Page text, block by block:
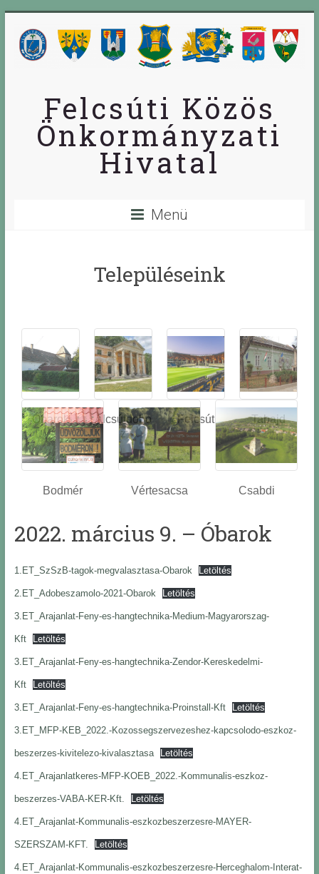
Felcsúti Közös
Önkormányzati
Hivatal
Menü
Településeink
Óbarok
Alcsútdobo
z
Felcsút Tabajd
Bodmér Vértesacsa Csabdi
2022. március 9. – Óbarok
1.ET_SzSzB-tagok-megvalasztasa-Obarok Letöltés
2.ET_Adobeszamolo-2021-Obarok Letöltés
3.ET_Arajanlat-Feny-es-hangtechnika-Medium-Magyarorszag-
Kft Letöltés
3.ET_Arajanlat-Feny-es-hangtechnika-Zendor-Kereskedelmi-
Kft Letöltés
3.ET_Arajanlat-Feny-es-hangtechnika-Proinstall-Kft Letöltés
3.ET_MFP-KEB_2022.-Kozossegszervezeshez-kapcsolodo-eszkoz-
beszerzes-kivitelezo-kivalasztasa Letöltés
4.ET_Arajanlatkeres-MFP-KOEB_2022.-Kommunalis-eszkoz-
beszerzes-VABA-KER-Kft. Letöltés
4.ET_Arajanlat-Kommunalis-eszkozbeszerzesre-MAYER-
SZERSZAM-KFT. Letöltés
4.ET_Arajanlat-Kommunalis-eszkozbeszerzesre-Herceghalom-Interat-